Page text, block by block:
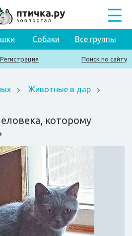
Собаки Все группы
Регистрация Поиск по сайту
Животные в дар
которому